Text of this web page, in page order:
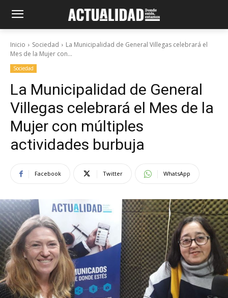
Inicio Sociedad
La Municipalidad de General Villegas celebrará el
Mes de la Mujer con...
Sociedad
La Municipalidad de General
Villegas celebrará el Mes de la
Mujer con múltiples
actividades burbuja
Facebook Twitter WhatsApp